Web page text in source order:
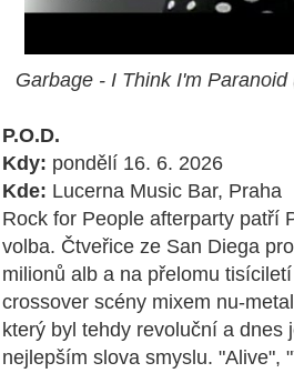
Garbage - I Think I'm
P.O.D.
Kdy: pondělí 16. 6. 2026
Kde: Lucerna Music Bar, Praha
Rock for People afterparty patří
volba. Čtveřice ze San Diega
milionů alb a na přelomu
crossover scény mixem nu-
který byl tehdy revoluční a dnes
nejlepším slova smyslu. "Alive",